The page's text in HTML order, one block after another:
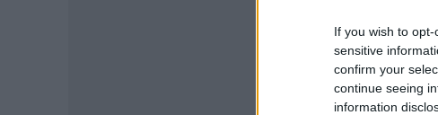
If you wish to
sensitive
confirm your
continue seeing
information